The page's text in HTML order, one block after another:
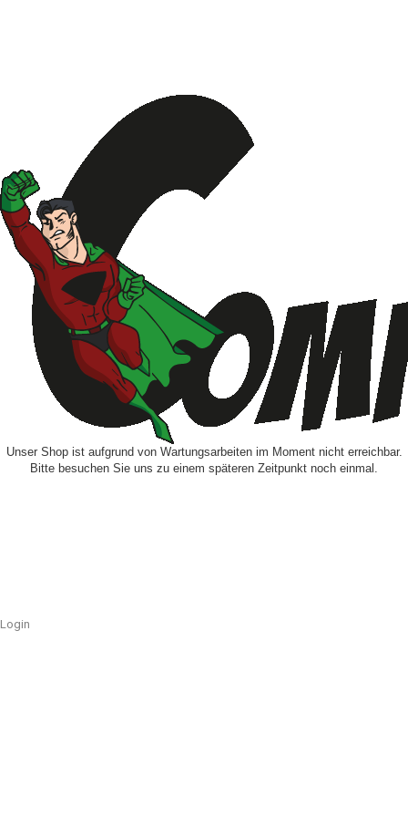
Unser Shop ist aufgrund von Wartungsarbeiten im Moment nicht erreichbar.
Bitte besuchen Sie uns zu einem späteren Zeitpunkt noch einmal.
Login